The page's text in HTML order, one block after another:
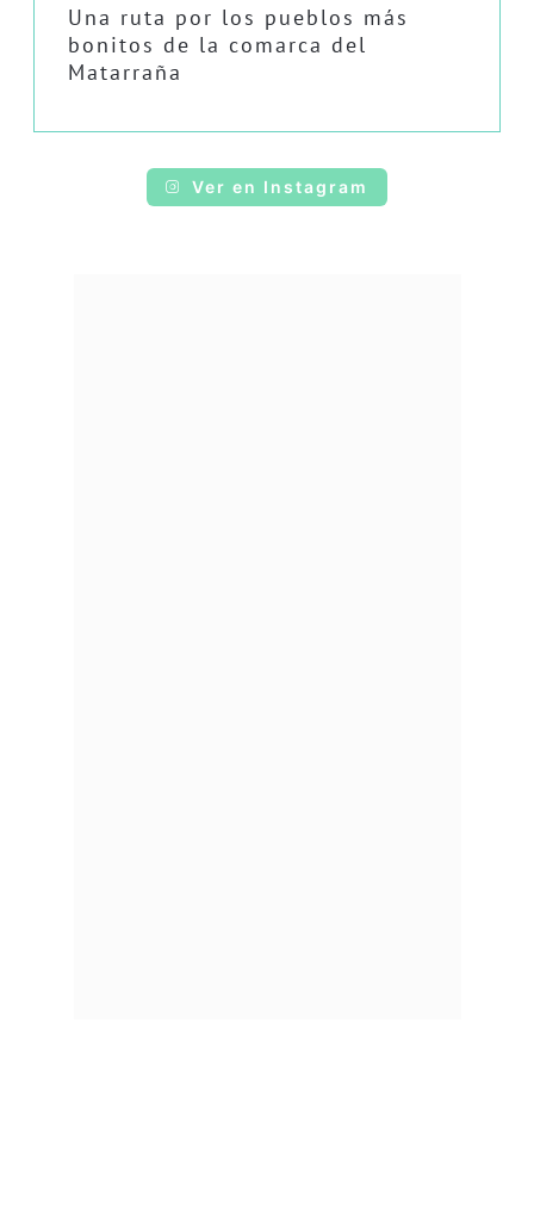
Una ruta por los pueblos más
bonitos de la comarca del
Matarraña
Ver en Instagram